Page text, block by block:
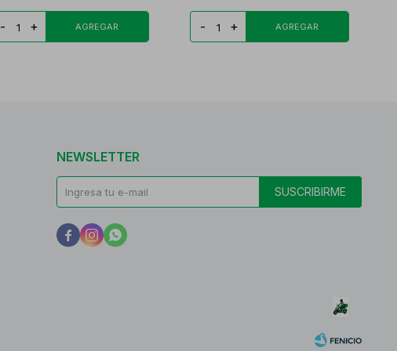
- + - +
NEWSLETTER
SUSCRIBIRME
  